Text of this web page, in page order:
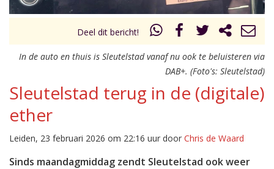
Deel dit bericht!
In de auto en thuis is Sleutelstad vanaf nu ook te beluisteren via
DAB+. (Foto's: Sleutelstad)
Sleutelstad terug in de (digitale)
ether
Leiden, 23 februari 2026 om 22:16 uur door Chris de Waard
Sinds maandagmiddag zendt Sleutelstad ook weer